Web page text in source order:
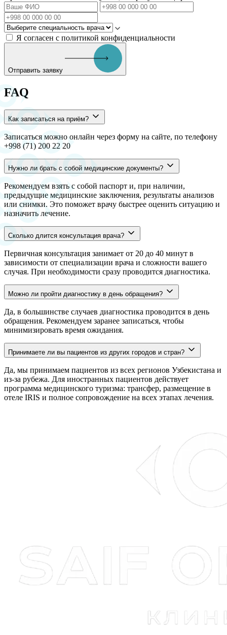
Я согласен с политикой конфиденциальности
Отправить заявку
FAQ
Как записаться на приём?
Записаться можно онлайн через форму на сайте, по телефону
+998 (71) 200 22 20
Нужно ли брать с собой медицинские документы?
Рекомендуем взять с собой паспорт и, при наличии,
предыдущие медицинские заключения, результаты анализов
или снимки. Это поможет врачу быстрее оценить ситуацию и
назначить лечение.
Сколько длится консультация врача?
Первичная консультация занимает от 20 до 40 минут в
зависимости от специализации врача и сложности вашего
случая. При необходимости сразу проводится диагностика.
Можно ли пройти диагностику в день обращения?
Да, в большинстве случаев диагностика проводится в день
обращения. Рекомендуем заранее записаться, чтобы
минимизировать время ожидания.
Принимаете ли вы пациентов из других городов и стран?
Да, мы принимаем пациентов из всех регионов Узбекистана и
из-за рубежа. Для иностранных пациентов действует
программа медицинского туризма: трансфер, размещение в
отеле IRIS и полное сопровождение на всех этапах лечения.